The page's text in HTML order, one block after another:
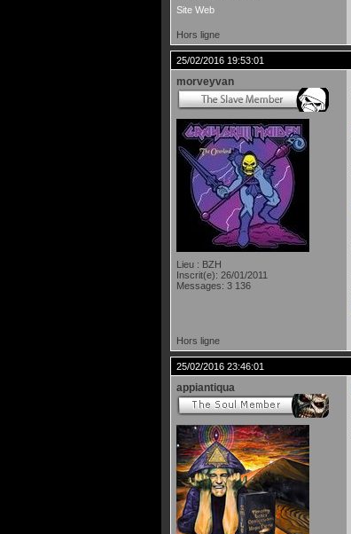
Site Web
Hors ligne
25/02/2016 19:53:01
morveyvan
Lieu : BZH
Inscrit(e): 26/01/2011
Messages: 3 136
Hors ligne
25/02/2016 23:46:01
appiantiqua